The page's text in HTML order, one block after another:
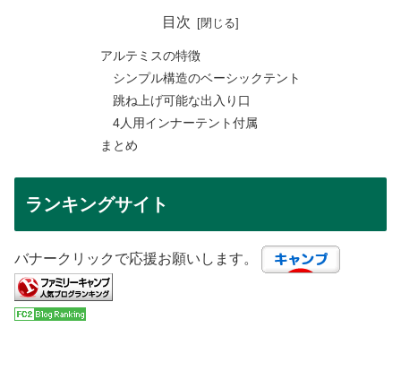
目次
アルテミスの特徴
シンプル構造のベーシックテント
跳ね上げ可能な出入り口
4人用インナーテント付属
まとめ
ランキングサイト
バナークリックで応援お願いします。